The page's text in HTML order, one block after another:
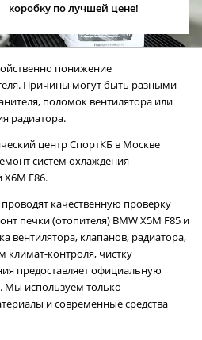
коробку по лучшей цене!
понижение
Причины могут быть разными –
поломок вентилятора или
радиатора.
центр СпортКБ в Москве
систем охлаждения
F86.
качественную проверку
печки (отопителя) BMW X5M F85 и
вентилятора, клапанов, радиатора,
климат-контроля, чистку
предоставляет официальную
Мы используем только
и современные средства